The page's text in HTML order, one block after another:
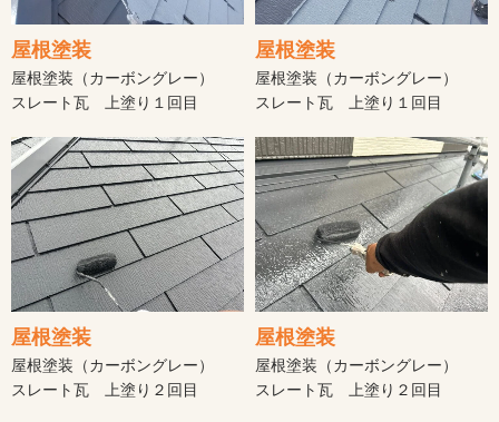
屋根塗装
屋根塗装（カーボングレー）
スレート瓦 上塗り１回目
屋根塗装
屋根塗装（カーボングレー）
スレート瓦 上塗り１回目
屋根塗装
屋根塗装（カーボングレー）
スレート瓦 上塗り２回目
屋根塗装
屋根塗装（カーボングレー）
スレート瓦 上塗り２回目